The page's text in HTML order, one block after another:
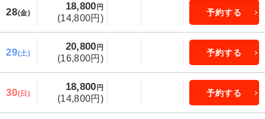
28(金)
18,800 円
(14,800円)
予約する
29(土)
20,800 円
(16,800円)
予約する
30(日)
18,800 円
(14,800円)
予約する